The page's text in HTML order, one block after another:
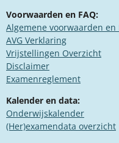
Voorwaarden en FAQ:
Algemene voorwaarden en
​AVG Verklaring
​Vrijstellingen Overzicht
Disclaimer
Examenreglement
Kalender en data:
Onderwijskalender
(Her)examendata overzicht